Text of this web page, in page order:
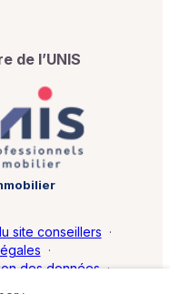
de l’UNIS
site conseillers ·
·
des données ·